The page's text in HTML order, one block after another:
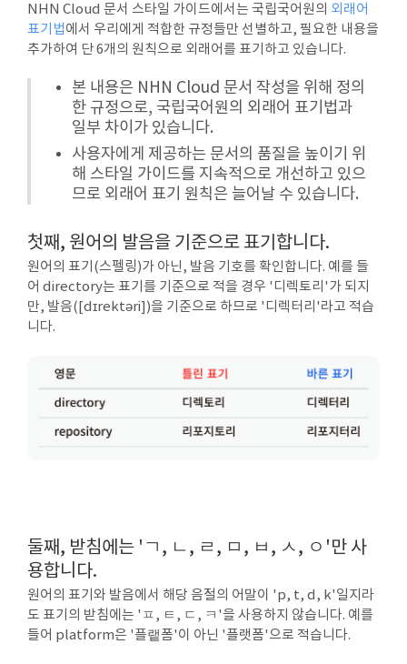
NHN Cloud 문서 스타일 가이드에서는 국립국어원의 외래어
표기법에서 우리에게 적합한 규정들만 선별하고, 필요한 내용을
추가하여 단 6개의 원칙으로 외래어를 표기하고 있습니다.
본 내용은 NHN Cloud 문서 작성을 위해 정의
한 규정으로, 국립국어원의 외래어 표기법과
일부 차이가 있습니다.
사용자에게 제공하는 문서의 품질을 높이기 위
해 스타일 가이드를 지속적으로 개선하고 있으
므로 외래어 표기 원칙은 늘어날 수 있습니다.
첫째, 원어의 발음을 기준으로 표기합니다.
원어의 표기(스펠링)가 아닌, 발음 기호를 확인합니다. 예를 들
어 directory는 표기를 기준으로 적을 경우 '디렉토리'가 되지
만, 발음([dɪrektəri])을 기준으로 하므로 '디렉터리'라고 적습
니다.
둘째, 받침에는 'ㄱ, ㄴ, ㄹ, ㅁ, ㅂ, ㅅ, ㅇ'만 사
용합니다.
원어의 표기와 발음에서 해당 음절의 어말이 'p, t, d, k'일지라
도 표기의 받침에는 'ㅍ, ㅌ, ㄷ, ㅋ'을 사용하지 않습니다. 예를
들어 platform은 '플랱폼'이 아닌 '플랫폼'으로 적습니다.